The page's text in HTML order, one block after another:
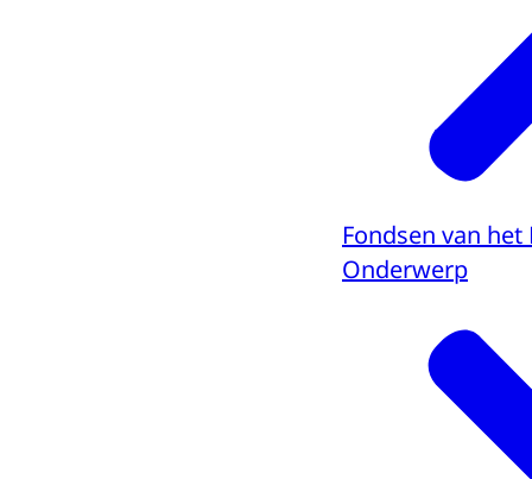
Fondsen van het
Onderwerp